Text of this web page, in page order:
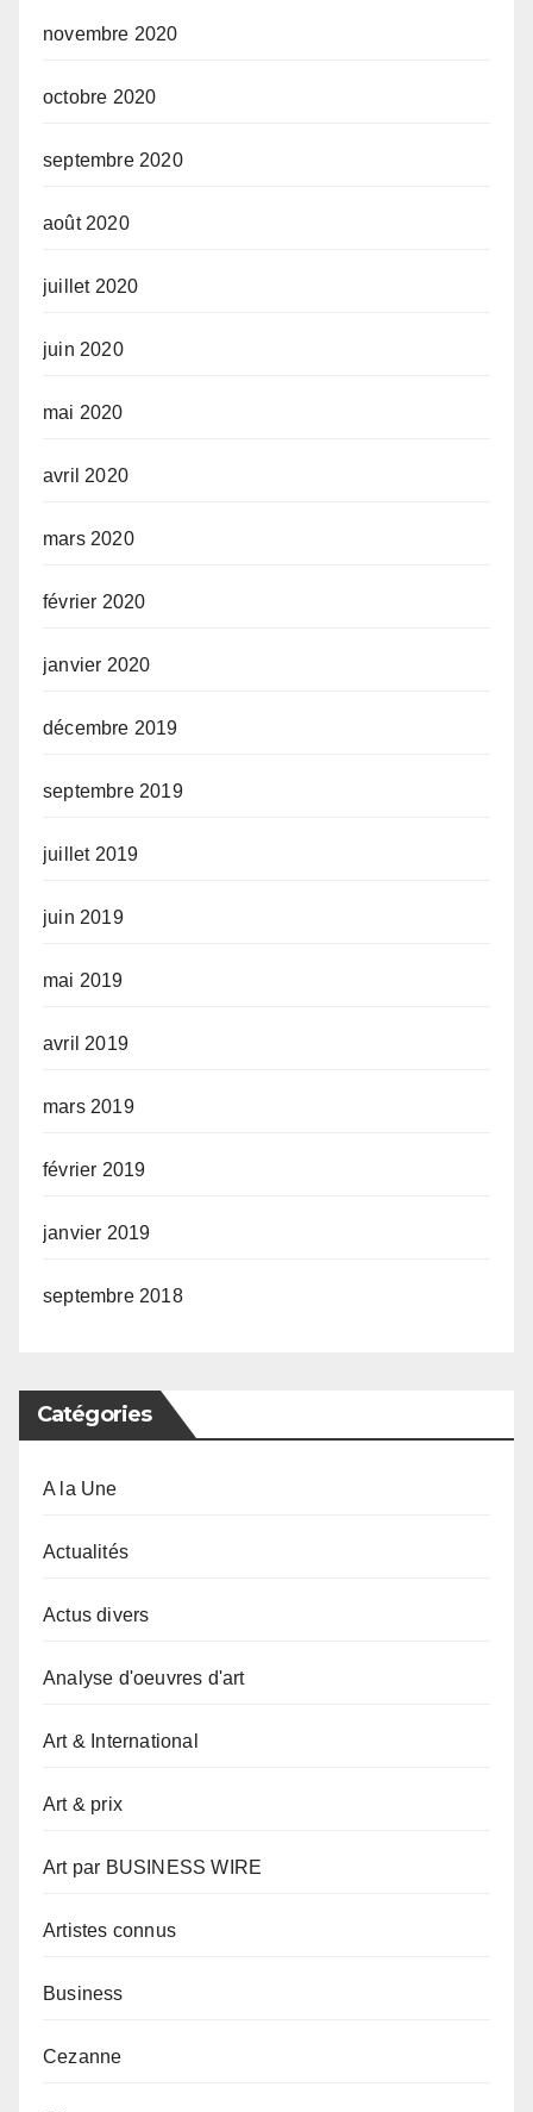
novembre 2020
octobre 2020
septembre 2020
août 2020
juillet 2020
juin 2020
mai 2020
avril 2020
mars 2020
février 2020
janvier 2020
décembre 2019
septembre 2019
juillet 2019
juin 2019
mai 2019
avril 2019
mars 2019
février 2019
janvier 2019
septembre 2018
Catégories
A la Une
Actualités
Actus divers
Analyse d'oeuvres d'art
Art & International
Art & prix
Art par BUSINESS WIRE
Artistes connus
Business
Cezanne